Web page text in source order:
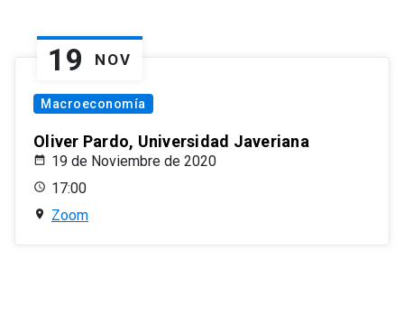
19 NOV
Macroeconomía
Oliver Pardo, Universidad Javeriana
19 de Noviembre de 2020
17:00
Zoom